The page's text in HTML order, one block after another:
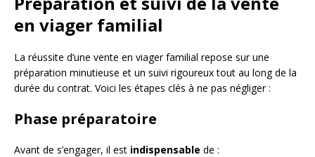
en viager familial
La réussite d’une vente en viager familial repose sur une
préparation minutieuse et un suivi rigoureux tout au long de la
durée du contrat. Voici les étapes clés à ne pas négliger :
Phase préparatoire
Avant de s’engager, il est indispensable de :